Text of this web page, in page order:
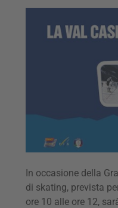
In occasione della
di skating, prevista
ore 10 alle ore 12,